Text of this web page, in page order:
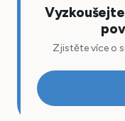
Zjistěte více o